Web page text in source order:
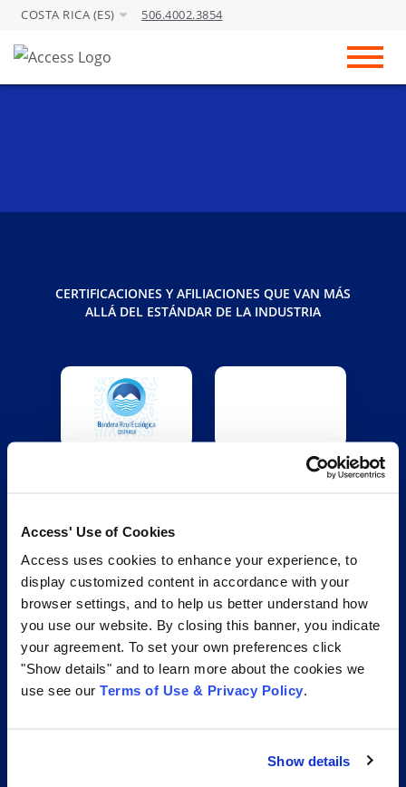
Access' Use of Cookies
Access uses cookies to enhance your experience, to
display customized content in accordance with your
browser settings, and to help us better understand how
you use our website. By closing this banner, you indicate
your agreement. To set your own preferences click
"Show details" and to learn more about the cookies we
use see our Terms of Use & Privacy Policy.
Show details
Skip to Main Content
COSTA RICA (ES) 506.4002.3854
CERTIFICACIONES Y AFILIACIONES QUE VAN MÁS
ALLÁ DEL ESTÁNDAR DE LA INDUSTRIA
Access proporciona servicios transformadores,
experiencias y tecnologías para hacer que las
activar su información empresarial crítica a través de